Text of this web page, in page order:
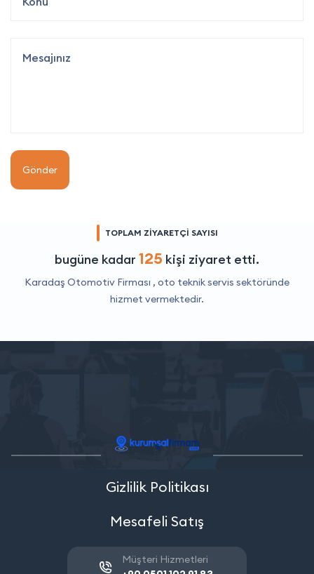
Gönder
TOPLAM ZİYARETÇİ SAYISI
bugüne kadar 125 kişi ziyaret etti.
Karadaş Otomotiv Firması , oto teknik servis sektöründe
hizmet vermektedir.
Gizlilik Politikası
Mesafeli Satış
Müşteri Hizmetleri